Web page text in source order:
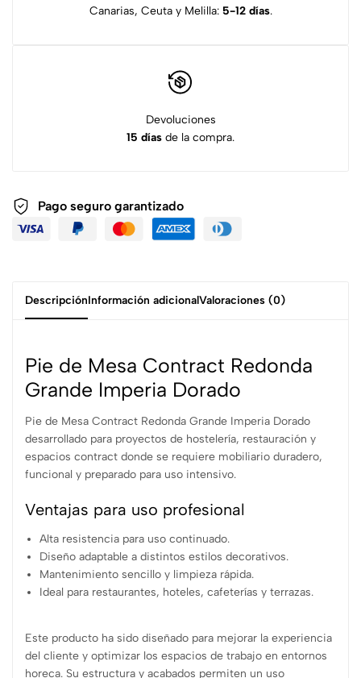
Canarias, Ceuta y Melilla: 5-12 días.
Devoluciones
15 días de la compra.
Pago seguro garantizado
DescripciónInformación adicionalValoraciones (0)
Pie de Mesa Contract Redonda
Grande Imperia Dorado
Pie de Mesa Contract Redonda Grande Imperia Dorado
desarrollado para proyectos de hostelería, restauración y
espacios contract donde se requiere mobiliario duradero,
funcional y preparado para uso intensivo.
Ventajas para uso profesional
Alta resistencia para uso continuado.
Diseño adaptable a distintos estilos decorativos.
Mantenimiento sencillo y limpieza rápida.
Ideal para restaurantes, hoteles, cafeterías y terrazas.
Este producto ha sido diseñado para mejorar la experiencia
del cliente y optimizar los espacios de trabajo en entornos
horeca. Su estructura y acabados permiten un uso